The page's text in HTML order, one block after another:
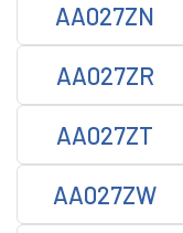
AA027ZN
AA027ZR
AA027ZT
AA027ZW